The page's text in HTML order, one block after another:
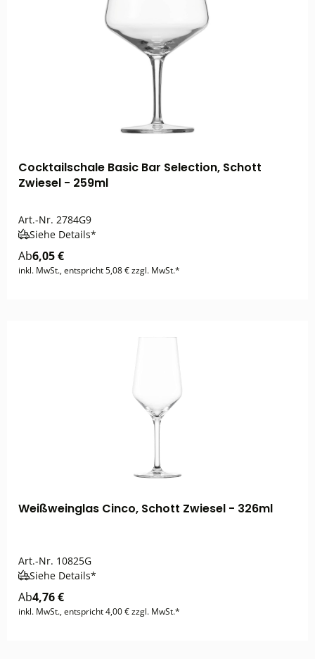
Cocktailschale Basic Bar Selection, Schott
Zwiesel - 259ml
Art.-Nr. 2784G9
Siehe Details*
Ab6,05 €
inkl. MwSt., entspricht 5,08 € zzgl. MwSt.*
Weißweinglas Cinco, Schott Zwiesel - 326ml
Art.-Nr. 10825G
Siehe Details*
Ab4,76 €
inkl. MwSt., entspricht 4,00 € zzgl. MwSt.*